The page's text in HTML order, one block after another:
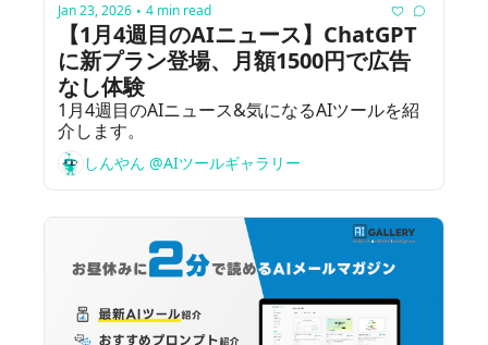
Jan 23, 2026 • 4 min read
【1月4週目のAIニュース】ChatGPT
に新プラン登場、月額1500円で広告
なし体験
1月4週目のAIニュース&気になるAIツールを紹
介します。
しんやん @AIツールギャラリー